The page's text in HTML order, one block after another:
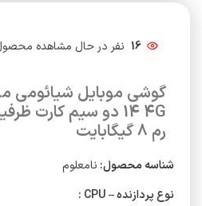
16 نفر در حال مشاهده
رم 8 گیگابایت
شناسه محصول: نامعلوم
نوع پردازنده – CPU :